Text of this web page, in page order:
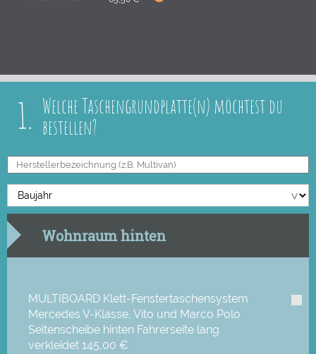
1. Welche Taschengrundplatte(n) möchtest du
bestellen?
Wohnraum hinten
MULTIBOARD Klett-Fenstertaschensystem
Mercedes V-Klasse, Vito und Marco Polo
Seitenscheibe hinten Fahrerseite lang
verkleidet 145,00 €